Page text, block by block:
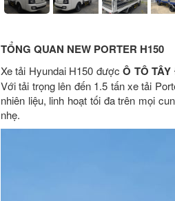
TỔNG QUAN NEW PORTER H150
Xe tải Hyundai H150 đượcÔ TÔ
Với tải trọng lên đến 1.5 tấn xe tải
nhiên liệu, linh hoạt tối đa trên mọi
nhẹ.